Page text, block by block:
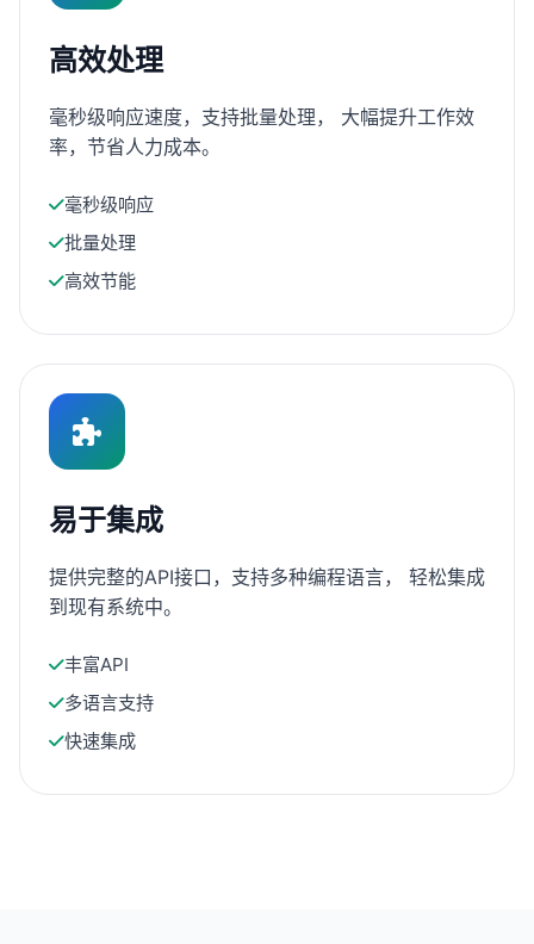
高效处理
毫秒级响应速度，支持批量处理， 大幅提升工作效
率，节省人力成本。
毫秒级响应
批量处理
高效节能
易于集成
提供完整的API接口，支持多种编程语言， 轻松集成
到现有系统中。
丰富API
多语言支持
快速集成